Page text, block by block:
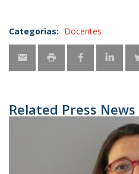
Categorias: Docentes
Related Press News